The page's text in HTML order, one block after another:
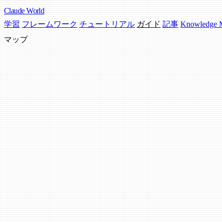
Claude World
学習 フレームワーク チュートリアル ガイド 記事 Knowledge
マップ